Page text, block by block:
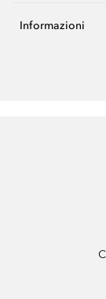
Informazioni